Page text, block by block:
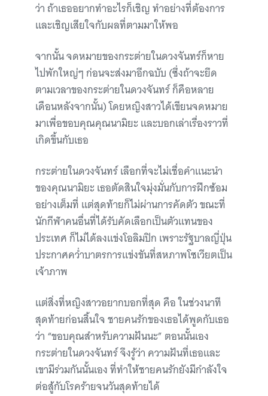
ว่า ถ้าเธออยากทำอะไรก็เชิญ ทำอย่างที่ต้องการ
และเชิญเสียใจกับผลที่ตามมาให้พอ
จากนั้น จดหมายของกระต่ายในดวงจันทร์ก็หาย
ไปพักใหญ่ๆ ก่อนจะส่งมาอีกฉบับ (ซึ่งถ้าจะยึด
ตามเวลาของกระต่ายในดวงจันทร์ ก็คือหลาย
เดือนหลังจากนั้น) โดยหญิงสาวได้เขียนจดหมาย
มาเพื่อขอบคุณคุณนามิยะ และบอกเล่าเรื่องราวที่
เกิดขึ้นกับเธอ
กระต่ายในดวงจันทร์ เลือกที่จะไม่เชื่อคำแนะนำ
ของคุณนามิยะ เธอตัดสินใจมุ่งมั่นกับการฝึกซ้อม
อย่างเต็มที่ แต่สุดท้ายก็ไม่ผ่านการคัดตัว ขณะที่
นักกีฬาคนอื่นที่ได้รับคัดเลือกเป็นตัวแทนของ
ประเทศ ก็ไม่ได้ลงแข่งโอลิมปิก เพราะรัฐบาลญี่ปุ่น
ประกาศคว่ำบาตรการแข่งขันที่สหภาพโซเวียตเป็น
เจ้าภาพ
แต่สิ่งที่หญิงสาวอยากบอกที่สุด คือ ในช่วงนาที
สุดท้ายก่อนสิ้นใจ ชายคนรักของเธอได้พูดกับเธอ
ว่า “ขอบคุณสำหรับความฝันนะ” ตอนนั้นเอง
กระต่ายในดวงจันทร์ จึงรู้ว่า ความฝันที่เธอและ
เขามีร่วมกันนั้นเอง ที่ทำให้ชายคนรักยังมีกำลังใจ
ต่อสู้กับโรคร้ายจนวันสุดท้ายได้